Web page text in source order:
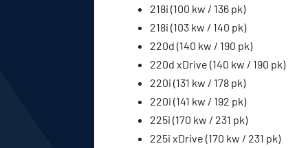
218i (100 kw / 136 pk)
218i (103 kw / 140 pk)
220d (140 kw / 190 pk)
220d xDrive (140 kw / 190 pk)
220i (131 kw / 178 pk)
220i (141 kw / 192 pk)
225i (170 kw / 231 pk)
225i xDrive (170 kw / 231 pk)